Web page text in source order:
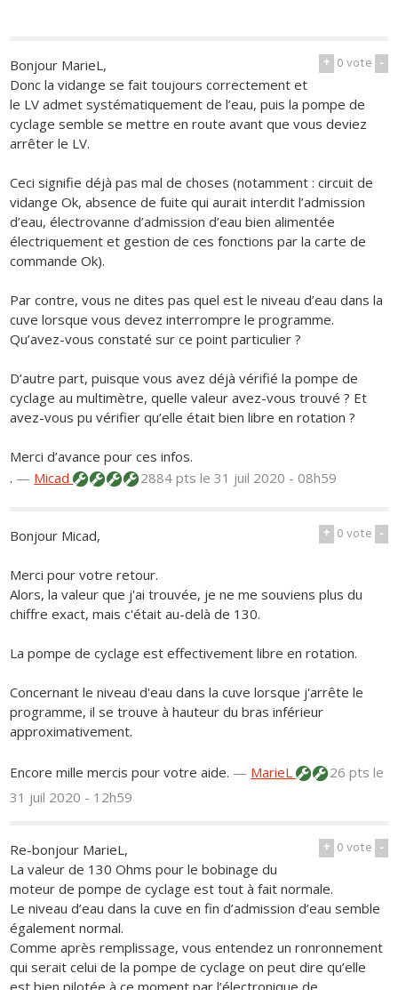
+ 0vote -
Bonjour MarieL,
Donc la vidange se fait toujours correctement et
le LV admet systématiquement de l’eau, puis la pompe de
cyclage semble se mettre en route avant que vous deviez
arrêter le LV.
Ceci signifie déjà pas mal de choses (notamment : circuit de
vidange Ok, absence de fuite qui aurait interdit l’admission
d’eau, électrovanne d’admission d’eau bien alimentée
électriquement et gestion de ces fonctions par la carte de
commande Ok).
Par contre, vous ne dites pas quel est le niveau d’eau dans la
cuve lorsque vous devez interrompre le programme.
Qu’avez-vous constaté sur ce point particulier ?
D’autre part, puisque vous avez déjà vérifié la pompe de
cyclage au multimètre, quelle valeur avez-vous trouvé ? Et
avez-vous pu vérifier qu’elle était bien libre en rotation ?
Merci d’avance pour ces infos.
. — Micad 2884 ptsle 31 juil 2020 - 08h59
+ 0vote -
Bonjour Micad,
Merci pour votre retour.
Alors, la valeur que j'ai trouvée, je ne me souviens plus du
chiffre exact, mais c'était au-delà de 130.
La pompe de cyclage est effectivement libre en rotation.
Concernant le niveau d'eau dans la cuve lorsque j'arrête le
programme, il se trouve à hauteur du bras inférieur
approximativement.
Encore mille mercis pour votre aide. — MarieL 26 ptsle
31 juil 2020 - 12h59
+ 0vote -
Re-bonjour MarieL,
La valeur de 130 Ohms pour le bobinage du
moteur de pompe de cyclage est tout à fait normale.
Le niveau d’eau dans la cuve en fin d’admission d’eau semble
également normal.
Comme après remplissage, vous entendez un ronronnement
qui serait celui de la pompe de cyclage on peut dire qu’elle
est bien pilotée à ce moment par l’électronique de